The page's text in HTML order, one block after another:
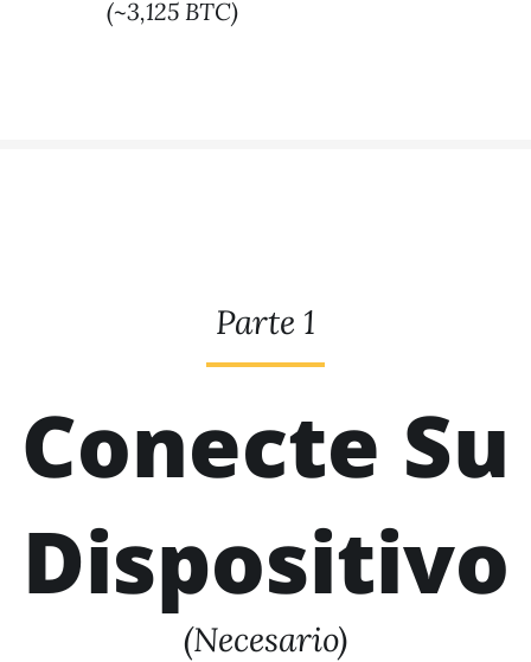
(~3,125 BTC)
Parte 1
Conecte Su
Dispositivo
(Necesario)